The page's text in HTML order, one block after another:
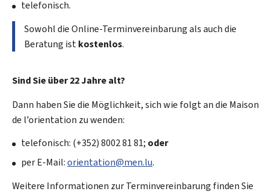
telefonisch.
Sowohl die Online-Terminvereinbarung als auch die
Beratung istkostenlos.
Sind Sie über 22 Jahre alt?
Dann haben Sie die Möglichkeit, sich wie folgt an die Maison
de l’orientation zu wenden:
telefonisch: (+352) 8002 81 81; oder
per E-Mail:orientation@men.lu.
Weitere Informationen zur Terminvereinbarung finden Sie